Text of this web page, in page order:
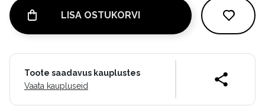
LISA OSTUKORVI
Toote saadavus kauplustes
Vaata kaupluseid